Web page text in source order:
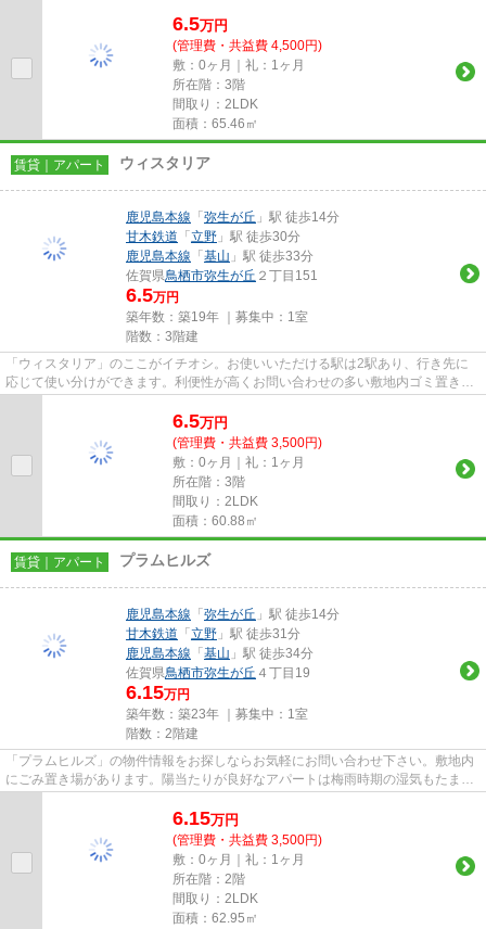
6.5万円
(管理費・共益費 4,500円)
敷：0ヶ月｜礼：1ヶ月
所在階：3階
間取り：2LDK
面積：65.46㎡
賃貸｜アパート ウィスタリア
鹿児島本線 「弥生が丘 」駅 徒歩14分
甘木鉄道 「立野 」駅 徒歩30分
鹿児島本線 「基山 」駅 徒歩33分
佐賀県鳥栖市弥生が丘 ２丁目151
6.5万円
築年数：築19年 ｜募集中： 1室
階数：3階建
「ウィスタリア」のここがイチオシ。お使いいただける駅は2駅あり、行き先に
応じて使い分けができます。利便性が高くお問い合わせの多い敷地内ゴミ置き場
です。こちらの物件はアパート...
6.5万円
(管理費・共益費 3,500円)
敷：0ヶ月｜礼：1ヶ月
所在階：3階
間取り：2LDK
面積：60.88㎡
賃貸｜アパート プラムヒルズ
鹿児島本線 「弥生が丘 」駅 徒歩14分
甘木鉄道 「立野 」駅 徒歩31分
鹿児島本線 「基山 」駅 徒歩34分
佐賀県鳥栖市弥生が丘 ４丁目19
6.15万円
築年数：築23年 ｜募集中： 1室
階数：2階建
「プラムヒルズ」の物件情報をお探しならお気軽にお問い合わせ下さい。敷地内
にごみ置き場があります。陽当たりが良好なアパートは梅雨時期の湿気もたまり
にくい条件となっています。...
6.15万円
(管理費・共益費 3,500円)
敷：0ヶ月｜礼：1ヶ月
所在階：2階
間取り：2LDK
面積：62.95㎡